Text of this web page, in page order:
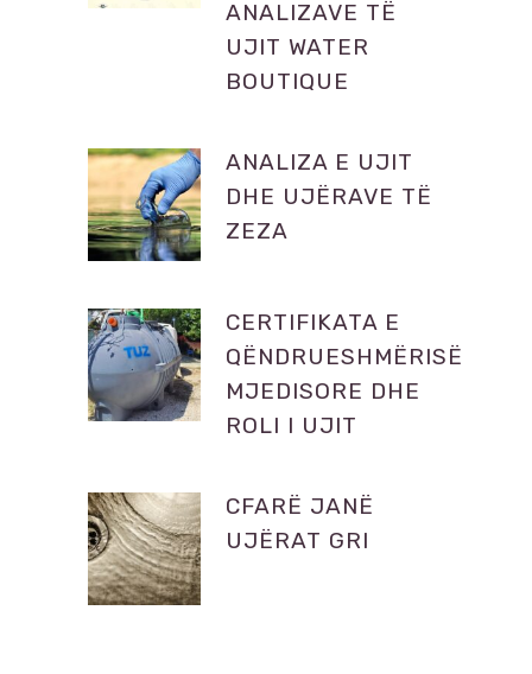
ANALIZAVE TË
UJIT WATER
BOUTIQUE
ANALIZA E UJIT
DHE UJËRAVE TË
ZEZA
CERTIFIKATA E
QËNDRUESHMËRISË
MJEDISORE DHE
ROLI I UJIT
CFARË JANË
UJËRAT GRI